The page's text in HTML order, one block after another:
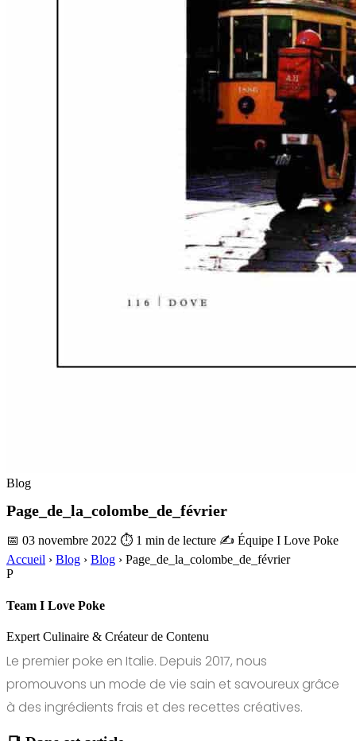
Blog
Page_de_la_colombe_de_février
📅 03 novembre 2022 ⏱ 1 min de lecture ✍️ Équipe I Love Poke
Accueil › Blog › Blog › Page_de_la_colombe_de_février
P
Team I Love Poke
Expert Culinaire & Créateur de Contenu
Le premier poke en Italie. Depuis 2017, nous
promouvons un mode de vie sain et savoureux grâce
à des ingrédients frais et des recettes créatives.